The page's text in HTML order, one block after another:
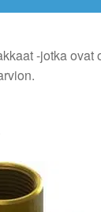
-jotka ovat